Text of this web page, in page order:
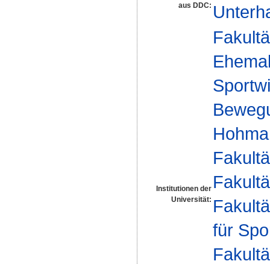
aus DDC:
Institutionen der
Universität:
für